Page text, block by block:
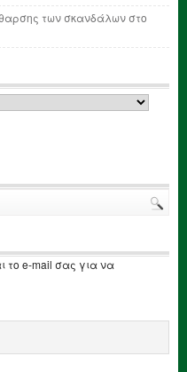
των σκανδάλων στο
το e-mail σας για να